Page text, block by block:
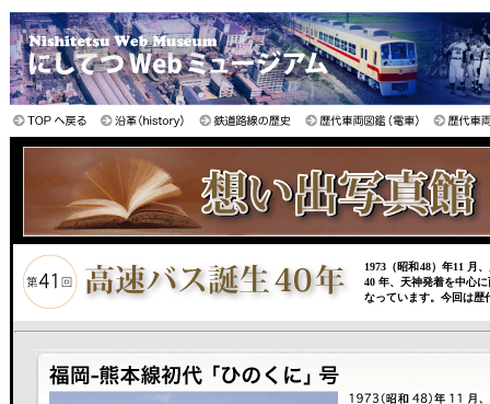
1973（昭和48）年11 月
40 年、天神発着を中心
なっています。今回は歴